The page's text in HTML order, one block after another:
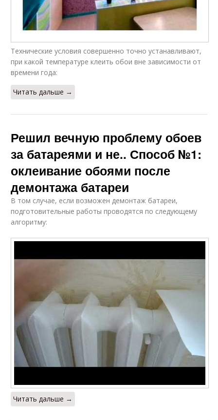
Технические условия совершенно точно устанавливают,
при какой температуре клеить обои вне зависимости от
времени года:
Читать дальше →
Решил вечную проблему обоев
за батареями и не.. Способ №1:
оклеивание обоями после
демонтажа батареи
В том случае, если возможен демонтаж батареи,
подготовительные работы проводятся по следующему
алгоритму:
Читать дальше →